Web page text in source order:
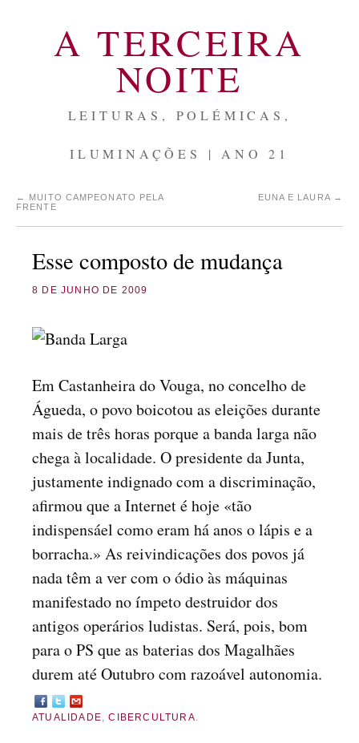
A TERCEIRA
NOITE
LEITURAS, POLÉMICAS,
ILUMINAÇÕES | ANO 21
←
MUITO CAMPEONATO PELA
FRENTE
EUNA E LAURA →
Esse composto de mudança
8 DE JUNHO DE 2009
Em Castanheira do Vouga, no concelho de
Águeda, o povo boicotou as eleições durante
mais de três horas porque a banda larga não
chega à localidade. O presidente da Junta,
justamente indignado com a discriminação,
afirmou que a Internet é hoje «tão
indispensáel como eram há anos o lápis e a
borracha.» As reivindicações dos povos já
nada têm a ver com o ódio às máquinas
manifestado no ímpeto destruidor dos
antigos operários ludistas. Será, pois, bom
para o PS que as baterias dos Magalhães
durem até Outubro com razoável autonomia.
ATUALIDADE,CIBERCULTURA.